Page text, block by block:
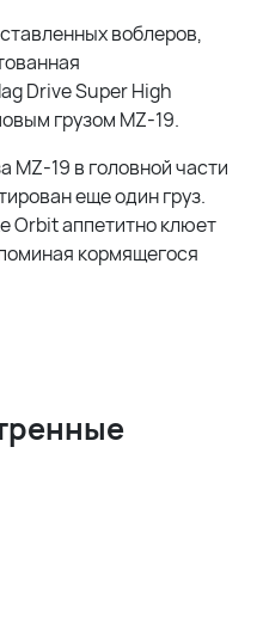
воблеров,
Drive Super High
грузом MZ-19.
MZ-19 в головной части
еще один груз.
Orbit аппетитно клюет
кормящегося